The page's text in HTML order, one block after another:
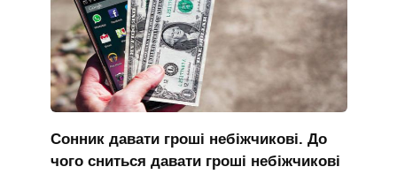
Сонник давати гроші небіжчикові. До
чого сниться давати гроші небіжчикові